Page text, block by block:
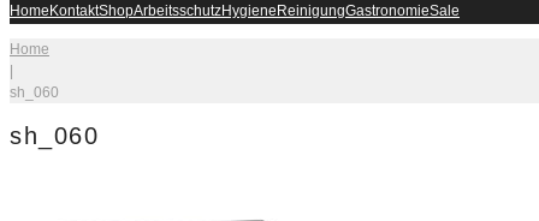
HomeKontaktShopArbeitsschutzHygieneReinigungGastronomieSale
Home
|
sh_060
sh_060